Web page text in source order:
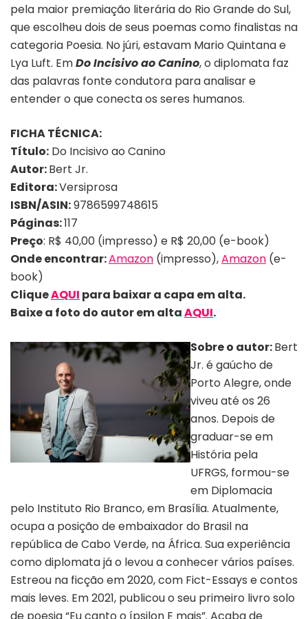
pela maior premiação literária do Rio Grande do Sul,
que escolheu dois de seus poemas como finalistas na
categoria Poesia. No júri, estavam Mario Quintana e
Lya Luft. EmDo Incisivo ao Canino, o diplomata faz
das palavras fonte condutora para analisar e
entender o que conecta os seres humanos.
FICHA TÉCNICA:
Título: Do Incisivo ao Canino
Autor:Bert Jr.
Editora:Versiprosa
ISBN/ASIN:9786599748615
Páginas:117
Preço: R$ 40,00 (impresso) e R$ 20,00 (e-book)
Onde encontrar:Amazon (impresso),Amazon (e-
book)
CliqueAQUI para baixar a capa em alta.
Baixe a foto do autor em altaAQUI.
Sobre o autor:Bert
Jr. é gaúcho de
Porto Alegre, onde
viveu até os 26
anos. Depois de
graduar-se em
História pela
UFRGS, formou-se
em Diplomacia
pelo Instituto Rio Branco, em Brasília. Atualmente,
ocupa a posição de embaixador do Brasil na
república de Cabo Verde, na África. Sua experiência
como diplomata já o levou a conhecer vários países.
Estreou na ficção em 2020, com Fict-Essays e contos
mais leves. Em 2021, publicou o seu primeiro livro solo
de poesia “Eu canto o ípsilon E mais”. Acaba de